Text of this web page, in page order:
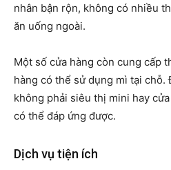
nhân bận rộn, không có nhiều
ăn uống ngoài.
Một số cửa hàng còn cung cấp
hàng có thể sử dụng mì tại chỗ.
không phải siêu thị mini hay
có thể đáp ứng được.
Dịch vụ tiện ích